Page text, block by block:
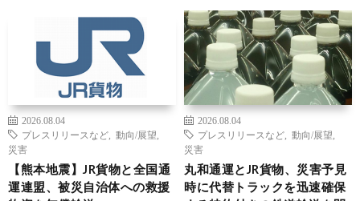
2026.08.04
プレスリリースなど
動向/展望
災害
【熊本地震】JR貨物と全国通
運連盟、被災自治体への救援
2026.08.04
プレスリリースなど
動向/展望
災害
丸和通運とJR貨物、災害予見
時に代替トラックを迅速確保